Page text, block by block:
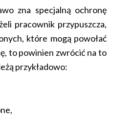
zna specjalną ochronę
pracownik przypuszcza,
które mogą powołać
to powinien zwrócić na to
przykładowo: